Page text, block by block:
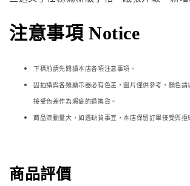
注意事項 Notice
下標前請先閱讀本店各項注意事項。
因拍攝與各類顯示器必有色差，圖片僅供參考，顏色請
接受色差作為瑕疵的退換貨。
商品流動量大，如遇缺貨事宜，本店保留訂單接受與拒
商品評價